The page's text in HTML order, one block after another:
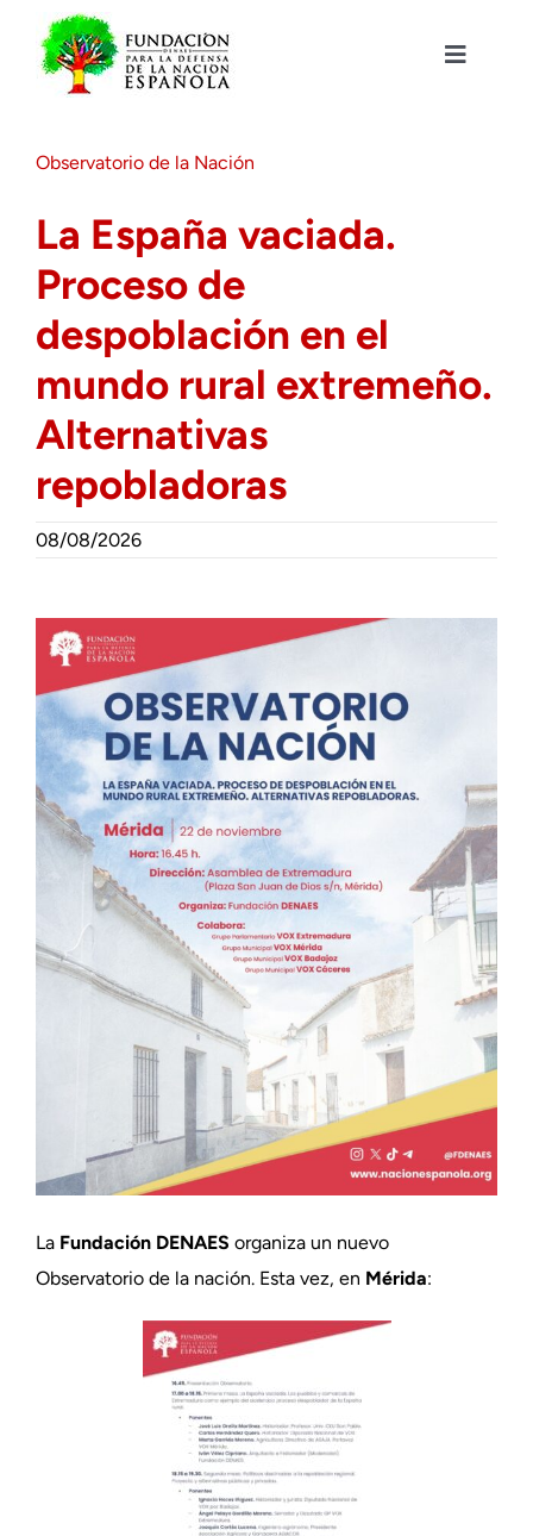
contenido
Toggle
Actualidad
Actividades
Colabora
Observatorio de la Nación
La España vaciada.
Proceso de
despoblación en el
mundo rural extremeño.
Alternativas
repobladoras
08/08/2026
La Fundación DENAES organiza un nuevo
Observatorio de la nación. Esta vez, en Mérida: